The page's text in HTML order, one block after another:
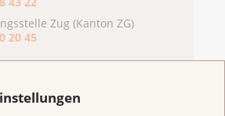
Zug (Kanton ZG)
20 45